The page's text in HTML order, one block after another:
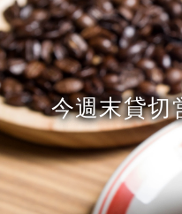
今週末貸切